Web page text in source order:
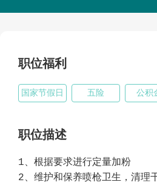
职位福利
国家节假日 五险 公积
职位描述
1、根据要求进行定量加粉
2、维护和保养喷枪卫生，清理